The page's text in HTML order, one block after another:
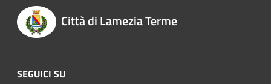
Città di Lamezia Terme
SEGUICI SU